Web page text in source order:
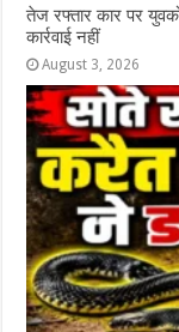
तेज रफ्तार कार पर
कार्रवाई नहीं
August 3, 2026